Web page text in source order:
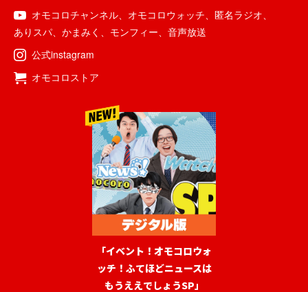
オモコロチャンネル、 オモコロウォッチ、 匿名ラジオ、
ありスパ、 かまみく 、 モンフィー、 音声放送
公式instagram
オモコロストア
「イベント！オモコロウォ
ッチ！ふてほどニュースは
もうええでしょうSP」